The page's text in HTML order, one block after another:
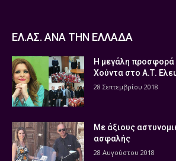
ΕΛ.ΑΣ. ΑΝΑ ΤΗΝ ΕΛΛΑΔΑ
Η μεγάλη προσφορά
Χούντα στο Α.Τ.
28 Σεπτεμβρίου 2018
Με άξιους
ασφαλής
28 Αυγούστου 2018